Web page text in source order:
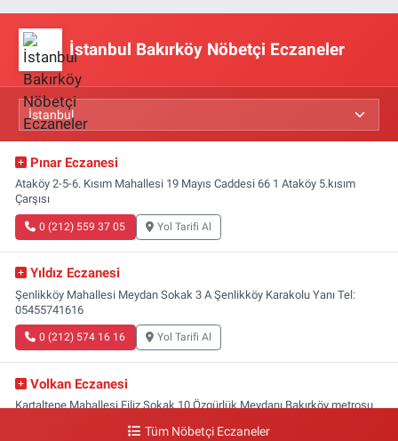
İstanbul Bakırköy Nöbetçi Eczaneler
Pınar Eczanesi
Ataköy 2-5-6. Kısım Mahallesi 19 Mayıs Caddesi 66 1 Ataköy 5.kısım
Çarşısı
0 (212) 559 37 05 Yol Tarifi Al
Yıldız Eczanesi
Şenlikköy Mahallesi Meydan Sokak 3 A Şenlikköy Karakolu Yanı Tel:
05455741616
0 (212) 574 16 16 Yol Tarifi Al
Volkan Eczanesi
Kartaltepe Mahallesi Filiz Sokak 10 Özgürlük Meydanı,Bakırköy metrosu
Tüm Nöbetçi Eczaneler